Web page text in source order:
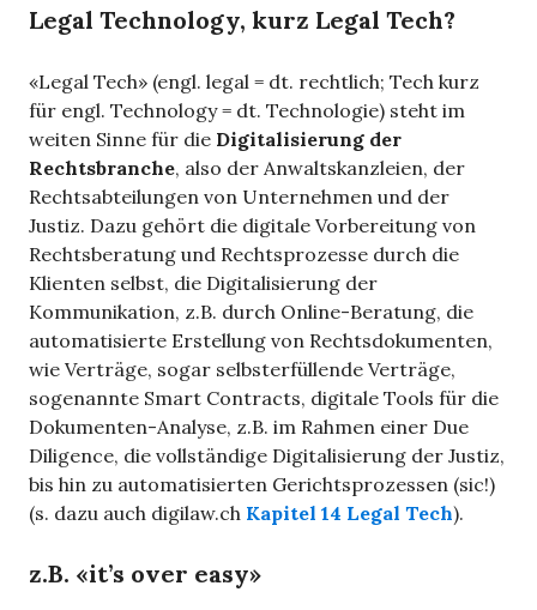
Legal Technology, kurz Legal Tech?
«Legal Tech» (engl. legal = dt. rechtlich; Tech kurz
für engl. Technology = dt. Technologie) steht im
weiten Sinne für die Digitalisierung der
Rechtsbranche, also der Anwaltskanzleien, der
Rechtsabteilungen von Unternehmen und der
Justiz. Dazu gehört die digitale Vorbereitung von
Rechtsberatung und Rechtsprozesse durch die
Klienten selbst, die Digitalisierung der
Kommunikation, z.B. durch Online-Beratung, die
automatisierte Erstellung von Rechtsdokumenten,
wie Verträge, sogar selbsterfüllende Verträge,
sogenannte Smart Contracts, digitale Tools für die
Dokumenten-Analyse, z.B. im Rahmen einer Due
Diligence, die vollständige Digitalisierung der Justiz,
bis hin zu automatisierten Gerichtsprozessen (sic!)
(s. dazu auch digilaw.ch Kapitel 14 Legal Tech).
z.B. «it’s over easy»